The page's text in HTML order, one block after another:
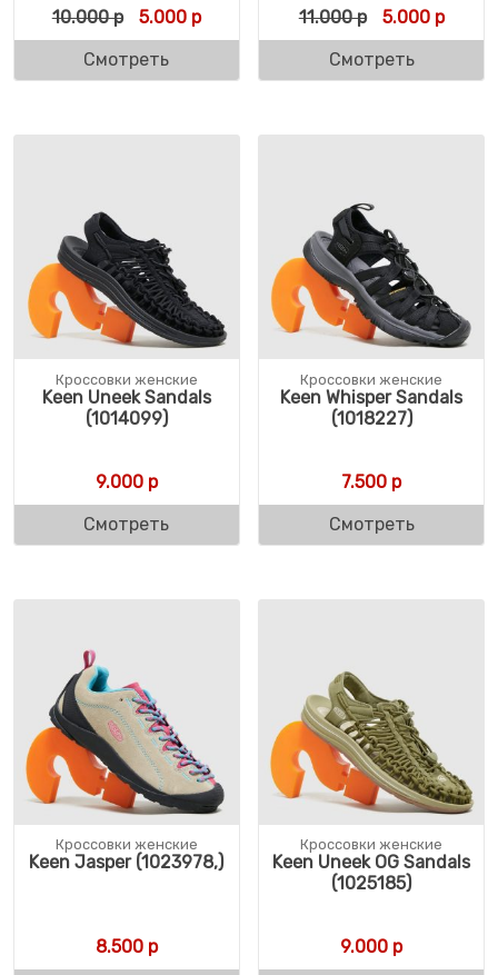
10.000р Первоначальная цена составляла 10.000
5.000рТекущая цена: 5.000 р.
Смотреть
11.000р 5.000р
Смотреть
Кроссовки женские
Keen Uneek Sandals
(1014099)
9.000р
Смотреть
Кроссовки женские
Keen Whisper Sandals
(1018227)
7.500 р
Смотреть
Кроссовки женские
Keen Jasper (1023978,)
8.500р
Кроссовки женские
Keen Uneek OG Sandals
(1025185)
9.000 р